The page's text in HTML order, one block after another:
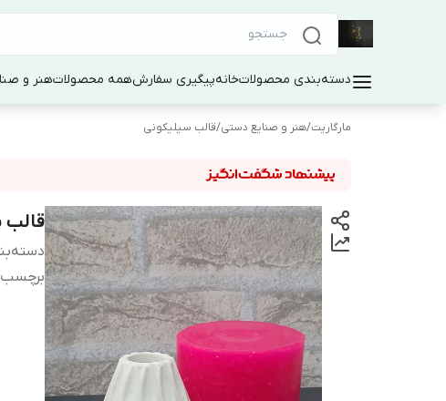
دسته‌بندی محصولاتخانهپیگیری سفارشهمه محصولاتهنر و
مارگاریت/هنر و صنایع دستی/قالب سیلیکونی
قالب